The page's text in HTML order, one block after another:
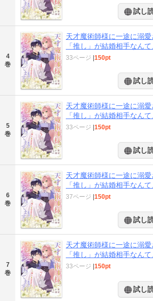
試し
4
巻
天才魔術師様に一途に溺
「推し」が結婚相手なん
33ページ |150pt
試し
5
巻
天才魔術師様に一途に溺
「推し」が結婚相手なん
33ページ |150pt
試し
6
巻
天才魔術師様に一途に溺
「推し」が結婚相手なん
37ページ |150pt
試し
7
巻
天才魔術師様に一途に溺
「推し」が結婚相手なん
33ページ |150pt
試し